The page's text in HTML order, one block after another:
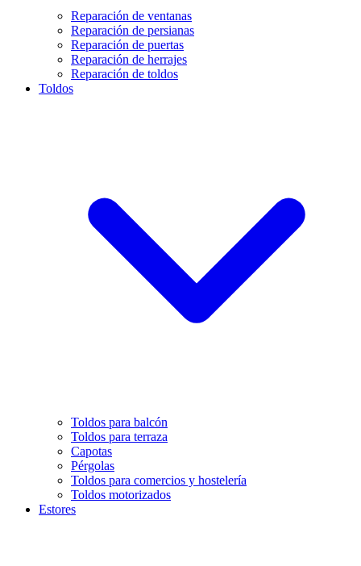
Reparación de ventanas
Reparación de persianas
Reparación de puertas
Reparación de herrajes
Reparación de toldos
Toldos
Toldos para balcón
Toldos para terraza
Capotas
Pérgolas
Toldos para comercios y hostelería
Toldos motorizados
Estores